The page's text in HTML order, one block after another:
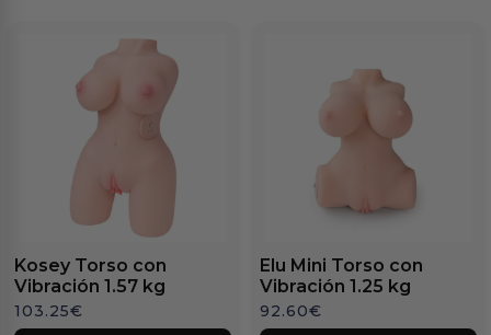
Kosey Torso con
Vibración 1.57 kg
103.25€
Elu Mini Torso con
Vibración 1.25 kg
92.60€